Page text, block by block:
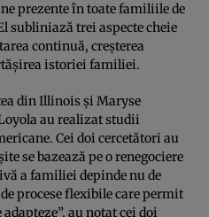
prezente în toate familiile de
subliniază trei aspecte cheie
continuă, creşterea
istoriei familiei.
din Illinois şi Maryse
au realizat studii
Cei doi cercetători au
se bazează pe o renegociere
a familiei depinde nu de
procese flexibile care permit
au notat cei doi